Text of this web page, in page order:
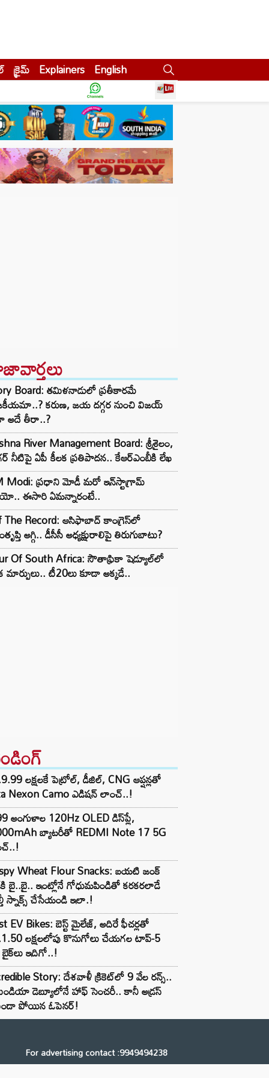
క్రైమ్ Explainers English
Board: తమిళనాడులో ప్రతీకారమే
కరుణ, జయ దగ్గర నుంచి విజయ్
అదే తీరా..?
River Management Board: శ్రీశైలం,
నీటిపై ఏపీ కీలక ప్రతిపాదన.. కేఆర్ఎంబీకి లేఖ
Modi: ప్రధాని మోడీ మరో ఇన్‌స్టాగ్రామ్
ఈసారి ఏమన్నారంటే..
The Record: ఆసిఫాబాద్ కాంగ్రెస్‌లో
అగ్గి.. డీసీసీ అధ్యక్షురాలిపై తిరుగుబాటు?
Of South Africa: సౌతాఫ్రికా షెడ్యూల్‌లో
మార్పులు.. టీ20లు కూడా అక్కడే..
లక్షలకే పెట్రోల్, డీజిల్, CNG ఆప్షన్లతో
Nexon Camo ఎడిషన్ లాంచ్..!
అంగుళాల 120Hz OLED డిస్‌ప్లే,
బ్యాటరీతో REDMI Note 17 5G
Wheat Flour Snacks: బయటి జంక్
బై..బై.. ఇంట్లోనే గోధుమపిండితో కరకరలాడే
స్నాక్స్ చేసేయండి ఇలా.!
EV Bikes: బెస్ట్ మైలేజ్, అదిరే ఫీచర్లతో
లక్షలలోపు కొనుగోలు చేయగల టాప్-5
బైక్‌లు ఇదిగో..!
Story: దేశవాళీ క్రికెట్‌లో 9 వేల రన్స్..
డెబ్యూలోనే హాఫ్ సెంచరీ.. కానీ అడ్రస్
పోయిన ఓపెనర్!
For advertising contact :9949494238
Email: digital@ntvnetwork.com